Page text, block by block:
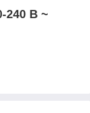
240 В ~